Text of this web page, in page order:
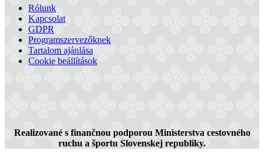
Várkony
Hotel
Rólunk
Kapcsolat
GDPR
Programszervezőknek
Tartalom ajánlása
Cookie beállítások
Realizované s finančnou podporou Ministerstva cestovného
ruchu a športu Slovenskej republiky.